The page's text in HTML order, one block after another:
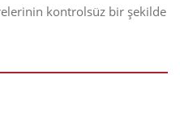
kontrolsüz bir şekilde